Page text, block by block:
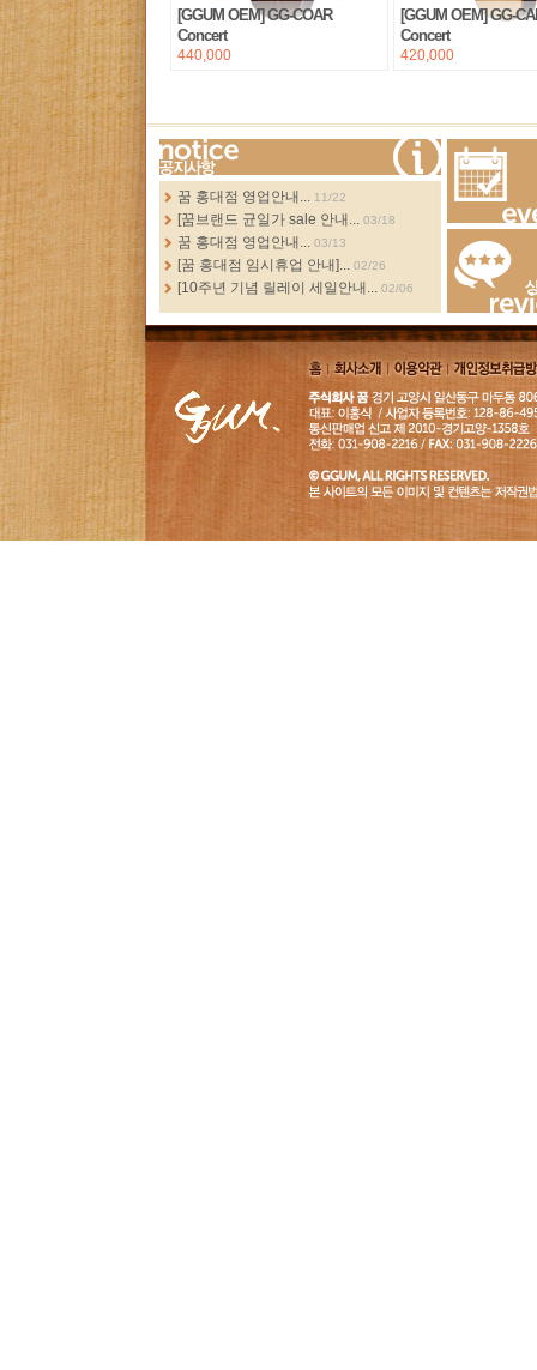
[GGUM OEM] GG-COAR
Concert
440,000
[GGUM OEM] GG-
Concert
420,000
more...
꿈 홍대점 영업안내... 11/22
[꿈브랜드 균일가 sale 안내... 03/18
꿈 홍대점 영업안내... 03/13
[꿈 홍대점 임시휴업 안내]... 02/26
[10주년 기념 릴레이 세일안내... 02/06
Events
Review
홈
회사소
개
이용약
관
개인정보취급
침